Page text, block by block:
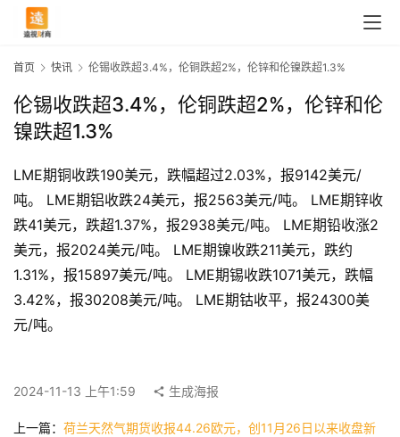
首
页
快
讯
公
司
首页 快讯 伦锡收跌超3.4%，伦铜跌超2%，伦锌和伦镍跌超1.3%
伦锡收跌超3.4%，伦铜跌超2%，伦锌和伦
镍跌超1.3%
LME期铜收跌190美元，跌幅超过2.03%，报9142美元/
吨。 LME期铝收跌24美元，报2563美元/吨。 LME期锌收
跌41美元，跌超1.37%，报2938美元/吨。 LME期铅收涨2
美元，报2024美元/吨。 LME期镍收跌211美元，跌约
1.31%，报15897美元/吨。 LME期锡收跌1071美元，跌幅
3.42%，报30208美元/吨。 LME期钴收平，报24300美
元/吨。
2024-11-13 上午1:59 生成海报
上一篇： 荷兰天然气期货收报44.26欧元，创11月26日以来收盘新